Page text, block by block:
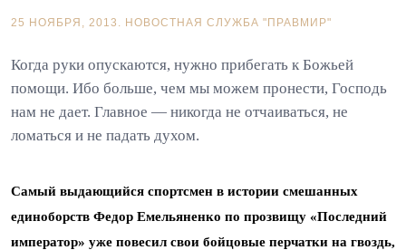
25 НОЯБРЯ, 2013. НОВОСТНАЯ СЛУЖБА "ПРАВМИР"
Когда руки опускаются, нужно прибегать к Божьей
помощи. Ибо больше, чем мы можем пронести, Господь
нам не дает. Главное — никогда не отчаиваться, не
ломаться и не падать духом.
Самый выдающийся спортсмен в истории смешанных
единоборств Федор Емельяненко по прозвищу «Последний
император» уже повесил свои бойцовые перчатки на гвоздь,